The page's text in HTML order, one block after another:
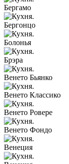
Бергамо
Бергонцо
Болонья
Брэра
Венето Бьянко
Венето Классико
Венето Ровере
Венето Фондо
Венеция